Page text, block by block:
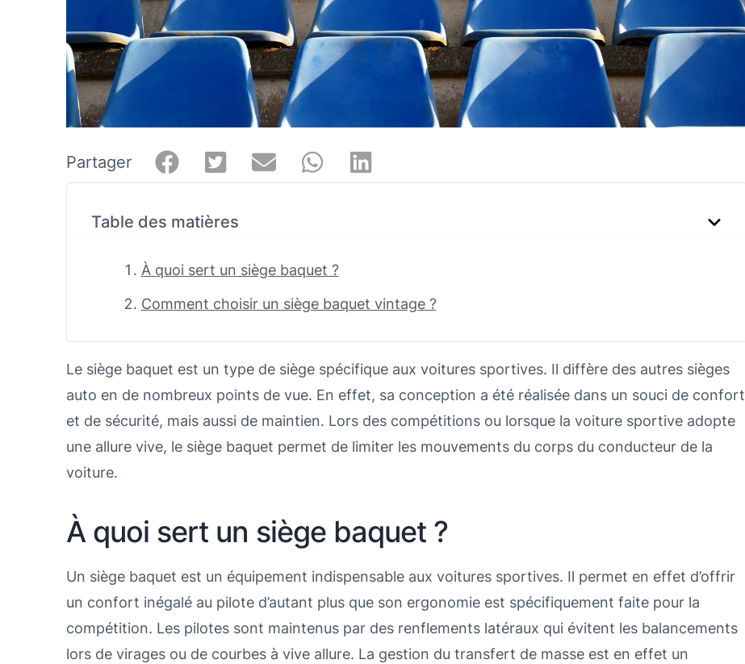
Partager
Table des matières
À quoi sert un siège baquet ?
Comment choisir un siège baquet vintage ?
Le siège baquet est un type de siège spécifique aux voitures sportives. Il diffère des autres sièges
auto en de nombreux points de vue. En effet, sa conception a été réalisée dans un souci de confort
et de sécurité, mais aussi de maintien. Lors des compétitions ou lorsque la voiture sportive adopte
une allure vive, le siège baquet permet de limiter les mouvements du corps du conducteur de la
voiture.
À quoi sert un siège baquet ?
Un siège baquet est un équipement indispensable aux voitures sportives. Il permet en effet d’offrir
un confort inégalé au pilote d’autant plus que son ergonomie est spécifiquement faite pour la
compétition. Les pilotes sont maintenus par des renflements latéraux qui évitent les balancements
lors de virages ou de courbes à vive allure. La gestion du transfert de masse est en effet un